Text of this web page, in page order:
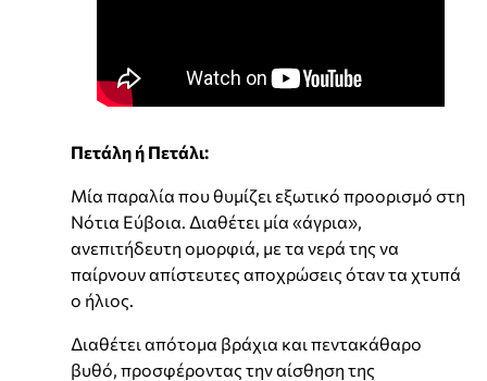
Πετάλη ή Πετάλι:
Μία παραλία που θυμίζει εξωτικό προορισμό στη
Νότια Εύβοια. Διαθέτει μία «άγρια»,
ανεπιτήδευτη ομορφιά, με τα νερά της να
παίρνουν απίστευτες αποχρώσεις όταν τα χτυπά
ο ήλιος.
Διαθέτει απότομα βράχια και πεντακάθαρο
βυθό, προσφέροντας την αίσθηση της